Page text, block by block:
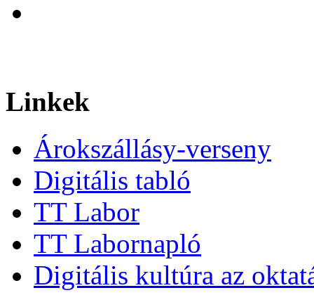
Linkek
Árokszállásy-verseny
Digitális tabló
TT Labor
TT Labornapló
Digitális kultúra az